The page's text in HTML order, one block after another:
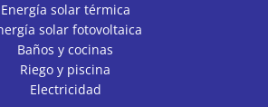
Energía solar térmica
solar fotovoltaica
Baños y cocinas
Riego y piscina
Electricidad